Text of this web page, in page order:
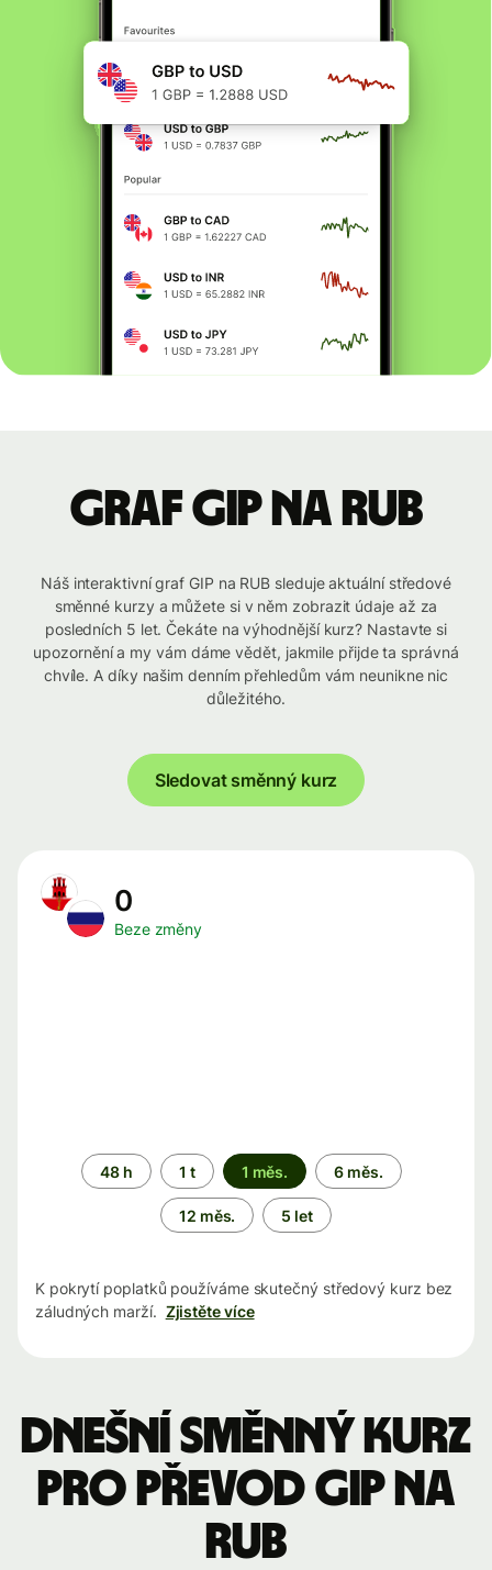
graf GIP na RUB
Náš interaktivní graf GIP na RUB sleduje aktuální středové
směnné kurzy a můžete si v něm zobrazit údaje až za
posledních 5 let. Čekáte na výhodnější kurz? Nastavte si
upozornění a my vám dáme vědět, jakmile přijde ta správná
chvíle. A díky našim denním přehledům vám neunikne nic
důležitého.
Sledovat směnný kurz
0
Beze změny
Časové
období
48 h 1 t 1 měs. 6 měs.
12 měs. 5 let
K pokrytí poplatků používáme skutečný středový kurz bez
záludných marží. Zjistěte více
Dnešní směnný kurz
pro převod GIP na
RUB